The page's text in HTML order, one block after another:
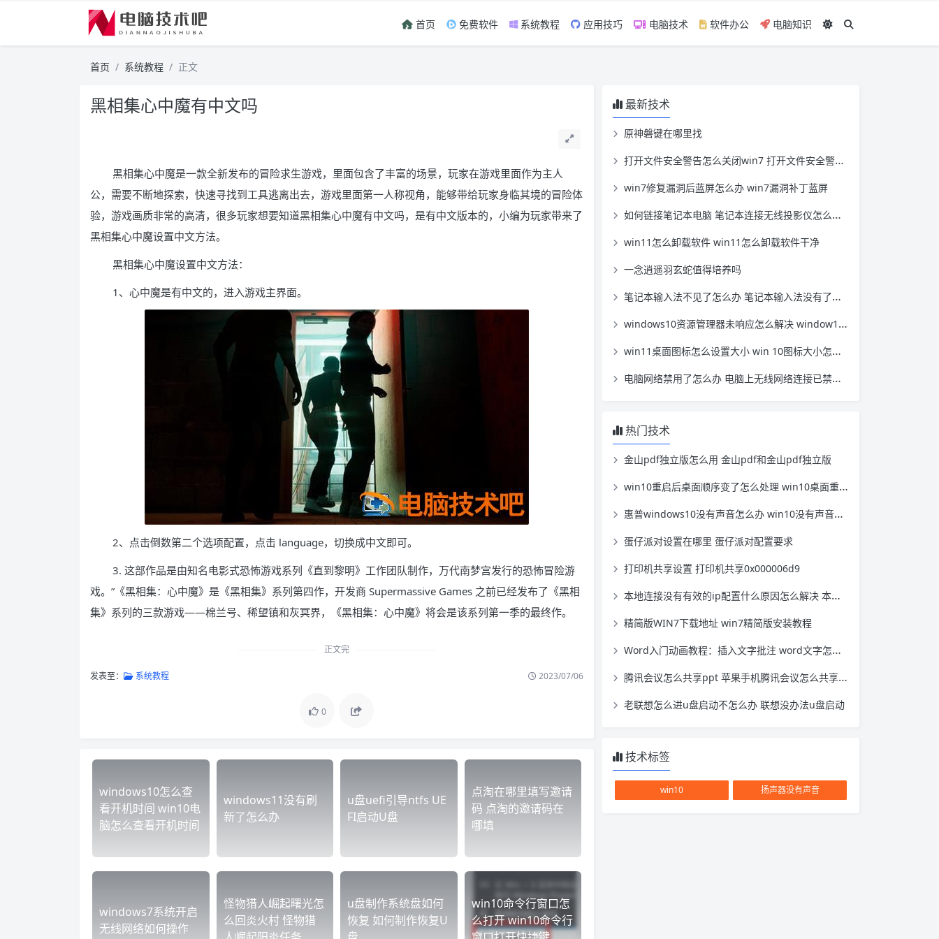
首页 免费软件 系统教程 应用技巧 电脑技术 软件办公 电脑知识
首页 系统教程 正文
黑相集心中魔有中文吗
黑相集心中魔是一款全新发布的冒险求生游戏，里面包含了丰富的场景，玩家在游戏里面作为主人
公，需要不断地探索，快速寻找到工具逃离出去，游戏里面第一人称视角，能够带给玩家身临其境的冒险体
验，游戏画质非常的高清，很多玩家想要知道黑相集心中魔有中文吗，是有中文版本的，小编为玩家带来了
黑相集心中魔设置中文方法。
黑相集心中魔设置中文方法：
1、心中魔是有中文的，进入游戏主界面。
2、点击倒数第二个选项配置，点击 language，切换成中文即可。
3. 这部作品是由知名电影式恐怖游戏系列《直到黎明》工作团队制作，万代南梦宫发行的恐怖冒险游
戏。”《黑相集：心中魔》是《黑相集》系列第四作，开发商 Supermassive Games 之前已经发布了《黑相
集》系列的三款游戏——棉兰号、稀望镇和灰冥界，《黑相集：心中魔》将会是该系列第一季的最终作。
正文完
发表至： 系统教程 2023/07/06
0
windows10怎么查
看开机时间 win10电
脑怎么查看开机时间
windows11没有刷
新了怎么办
u盘uefi引导ntfs UE
FI启动U盘
点淘在哪里填写邀请
码 点淘的邀请码在
哪填
windows7系统开启
无线网络如何操作
怪物猎人崛起曙光怎
么回炎火村 怪物猎
u盘制作系统盘如何
恢复 如何制作恢复U
win10命令行窗口怎
么打开 win10命令行
最新技术
原神磐键在哪里找
打开文件安全警告怎么关闭win7 打开文件安全警告怎么关闭win11
win7修复漏洞后蓝屏怎么办 win7漏洞补丁蓝屏
如何链接笔记本电脑 笔记本连接无线投影仪怎么连接
win11怎么卸载软件 win11怎么卸载软件干净
一念逍遥羽玄蛇值得培养吗
笔记本输入法不见了怎么办 笔记本输入法没有了怎么办
windows10资源管理器未响应怎么解决 window10资源管理器无响应
win11桌面图标怎么设置大小 win 10图标大小怎么设置
电脑网络禁用了怎么办 电脑上无线网络连接已禁用怎么办
热门技术
金山pdf独立版怎么用 金山pdf和金山pdf独立版
win10重启后桌面顺序变了怎么处理 win10桌面重启之后重新排列
惠普windows10没有声音怎么办 win10没有声音是怎么回事
蛋仔派对设置在哪里 蛋仔派对配置要求
打印机共享设置 打印机共享0x000006d9
本地连接没有有效的ip配置什么原因怎么解决 本地连接没有有效的ip配置怎么回事
精简版WIN7下载地址 win7精简版安装教程
Word入门动画教程：插入文字批注 word文字怎么添加批注
腾讯会议怎么共享ppt 苹果手机腾讯会议怎么共享ppt
老联想怎么进u盘启动不怎么办 联想没办法u盘启动
技术标签
win10 扬声器没有声音